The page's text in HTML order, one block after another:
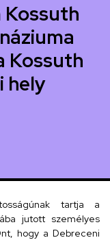
Kossuth
Kossuth
hely
tartja a
jutott személyes
hogy a Debreceni